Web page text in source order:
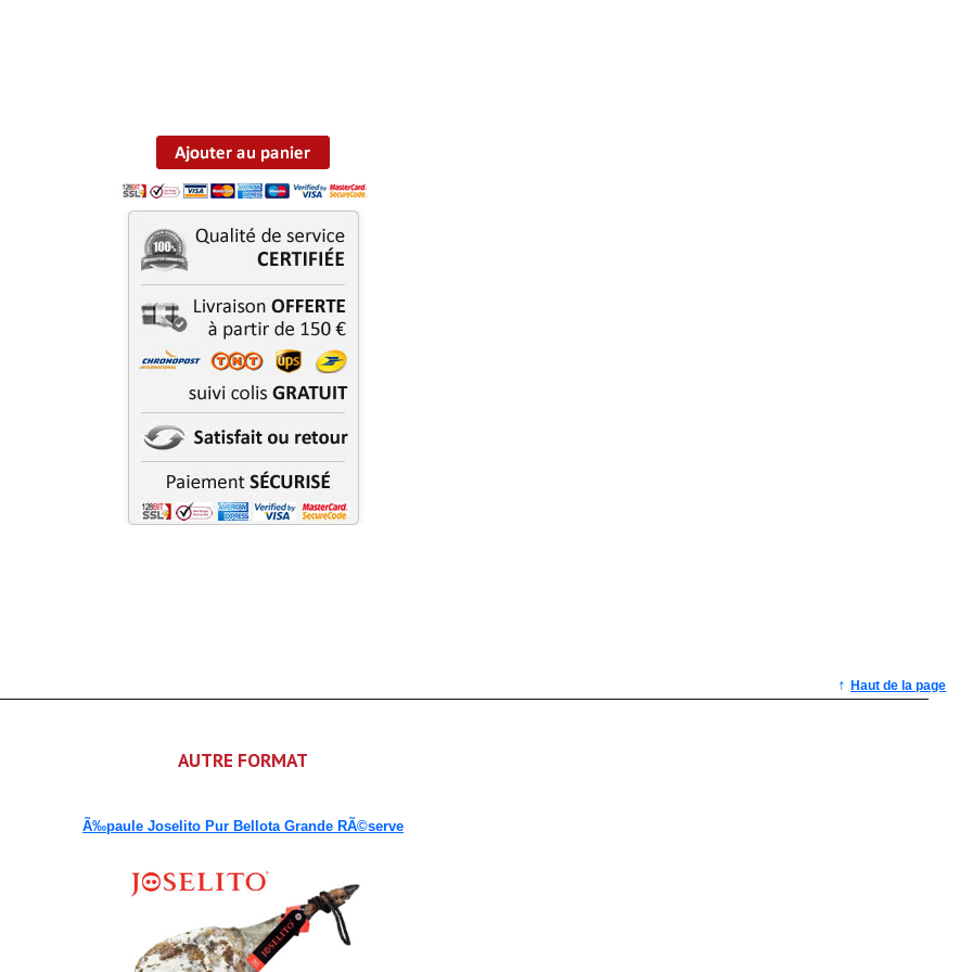
↑Haut de la page
AUTRE FORMAT
Ã‰paule Joselito Pur Bellota Grande RÃ©serve